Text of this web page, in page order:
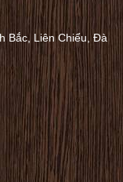
Bắc, Liên Chiểu, Đà